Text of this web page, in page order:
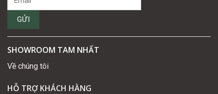
SHOWROOM TAM NHẤT
Về chúng tôi
HỖ TRỢ KHÁCH HÀNG